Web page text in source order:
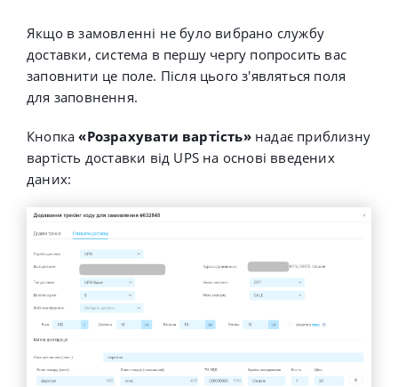
Якщо в замовленні не було вибрано службу
доставки, система в першу чергу попросить вас
заповнити це поле. Після цього з'являться поля
для заповнення.
Кнопка«Розрахувати вартість»надає приблизну
вартість доставки від UPS на основі введених
даних: